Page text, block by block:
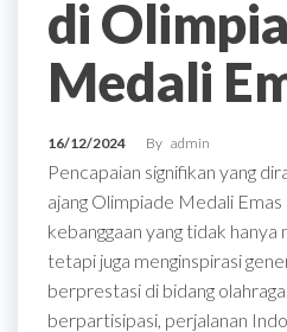
di
Medali
16/12/2024 By admin
Pencapaian signifikan yang
ajang Olimpiade Medali Emas
kebanggaan yang tidak
tetapi juga menginspirasi
berprestasi di bidang
berpartisipasi, perjalanan